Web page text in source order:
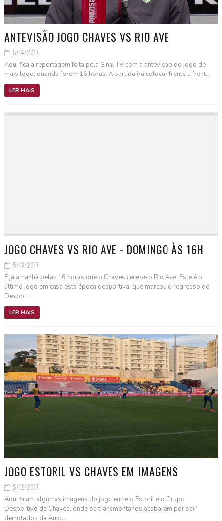
ANTEVISÃO JOGO CHAVES VS RIO AVE
5/14/2017
Aqui fica a reportagem feita pela Sinal TV com a antevisão do jogo de
mais logo, quando forem 16 horas. A partida irá colocar frente a frent...
LER MAIS
JOGO CHAVES VS RIO AVE - DOMINGO ÀS 16H
5/13/2017
É já amanhã pelas 16 horas que o Chaves recebe o Rio Ave. Este é o
último jogo em casa esta época desportiva, que marcou o regresso do
Despo...
LER MAIS
JOGO ESTORIL VS CHAVES EM IMAGENS
5/12/2017
Aqui ficam algumas imagens do jogo entre o Estoril e o Grupo
Desportivo de Chaves, onde os transmontanos acabaram por sair
derrotados da Amo...